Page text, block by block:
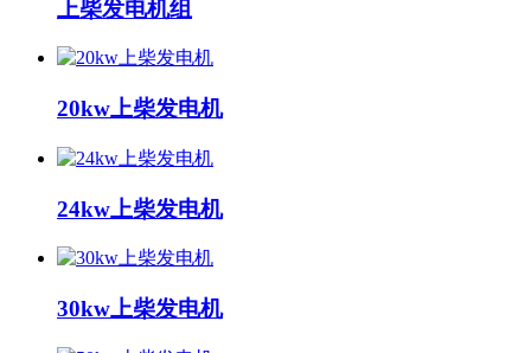
上柴发电机组
20kw上柴发电机
24kw上柴发电机
30kw上柴发电机